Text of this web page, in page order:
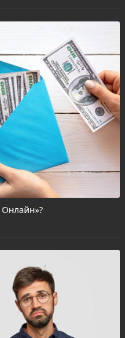
Онлайн»?